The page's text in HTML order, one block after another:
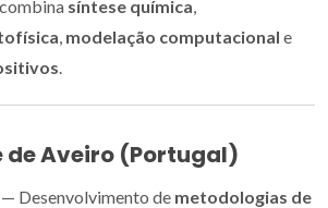
síntese química,
, modelação computacional e
.
de Aveiro (Portugal)
— Desenvolvimento de metodologias de